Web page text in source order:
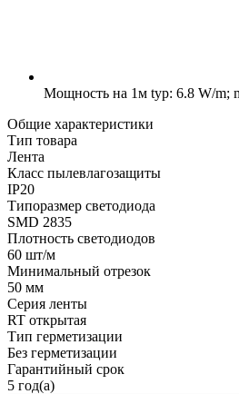
Мощность на 1м typ: 6.8 W/m;
Общие характеристики
Тип товара
Лента
Класс пылевлагозащиты
IP20
Типоразмер светодиода
SMD 2835
Плотность светодиодов
60 шт/м
Минимальный отрезок
50 мм
Серия ленты
RT открытая
Тип герметизации
Без герметизации
Гарантийный срок
5 год(а)